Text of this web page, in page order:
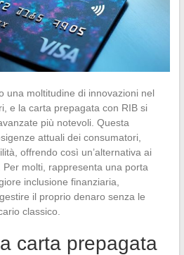
una moltitudine di innovazioni nel
e la carta prepagata con RIB si
più notevoli. Questa
attuali dei consumatori,
offrendo così un’alternativa ai
molti, rappresenta una porta
inclusione finanziaria,
il proprio denaro senza le
classico.
carta prepagata